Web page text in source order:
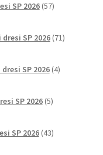
SP 2026 57izdelkov
SP 2026 71izdelkov
SP 2026 4izdelki
SP 2026 5izdelkov
SP 2026 43izdelkov